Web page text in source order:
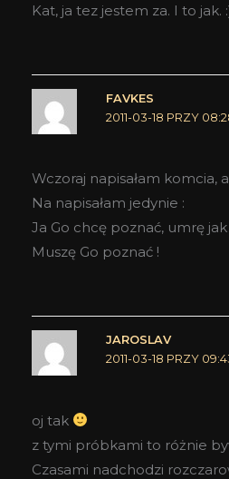
Kat, ja tez jestem za. I to jak.
FAVKES
2011-03-18 PRZY
Wczoraj napisałam komcia,
Na napisałam jedynie :
Ja Go chcę poznać, umrę
Muszę Go poznać !
JAROSLAV
2011-03-18 PRZY
oj tak
z tymi próbkami to różnie
Czasami nadchodzi